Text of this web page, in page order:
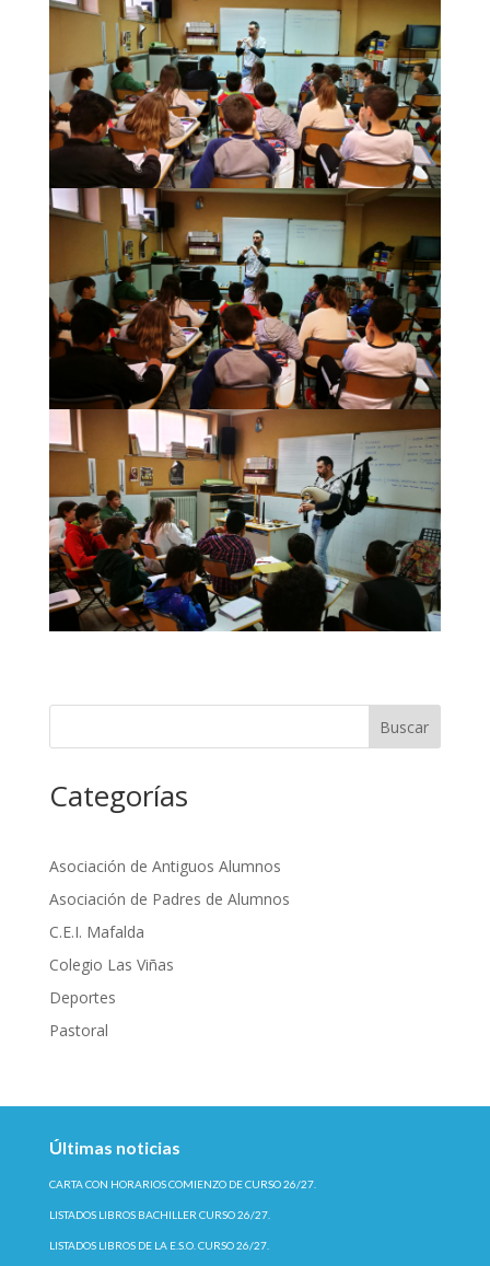
Buscar
Categorías
Asociación de Antiguos Alumnos
Asociación de Padres de Alumnos
C.E.I. Mafalda
Colegio Las Viñas
Deportes
Pastoral
Últimas noticias
CARTA CON HORARIOS COMIENZO DE CURSO 26/27.
LISTADOS LIBROS BACHILLER CURSO 26/27.
LISTADOS LIBROS DE LA E.S.O. CURSO 26/27.